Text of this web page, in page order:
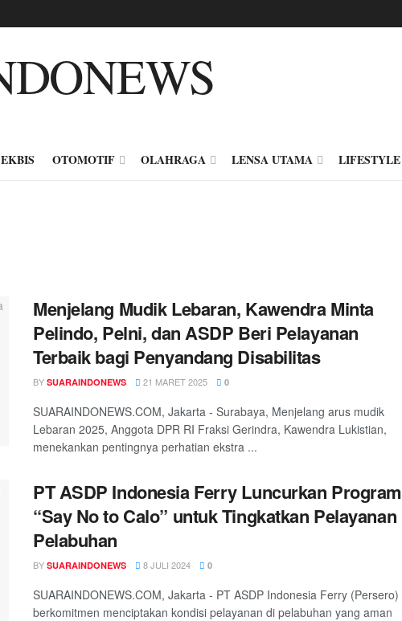
EKBIS OTOMOTIF OLAHRAGA LENSA UTAMA LIFESTYLE
Menjelang Mudik Lebaran, Kawendra Minta
Pelindo, Pelni, dan ASDP Beri Pelayanan
Terbaik bagi Penyandang Disabilitas
BY SUARAINDONEWS 21 MARET 2025 0
SUARAINDONEWS.COM, Jakarta - Surabaya, Menjelang arus mudik
Lebaran 2025, Anggota DPR RI Fraksi Gerindra, Kawendra Lukistian,
menekankan pentingnya perhatian ekstra ...
PT ASDP Indonesia Ferry Luncurkan Program
“Say No to Calo” untuk Tingkatkan Pelayanan
Pelabuhan
BY SUARAINDONEWS 8 JULI 2024 0
SUARAINDONEWS.COM, Jakarta - PT ASDP Indonesia Ferry (Persero)
berkomitmen menciptakan kondisi pelayanan di pelabuhan yang aman